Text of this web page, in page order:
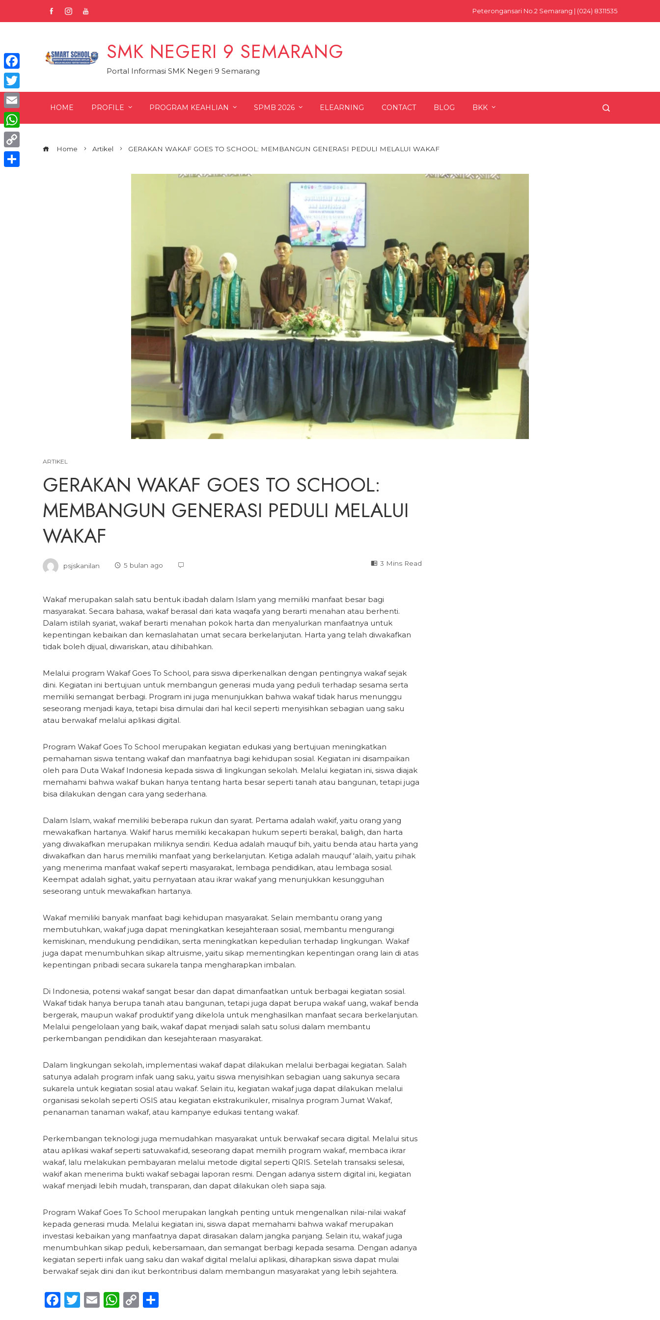
Peterongansari No.2 Semarang | (024) 8311535
SMK NEGERI 9 SEMARANG
Portal Informasi SMK Negeri 9 Semarang
HOME PROFILE PROGRAM KEAHLIAN SPMB 2026 ELEARNING CONTACT BLOG BKK
Home Artikel GERAKAN WAKAF GOES TO SCHOOL: MEMBANGUN GENERASI PEDULI MELALUI WAKAF
ARTIKEL
GERAKAN WAKAF GOES TO SCHOOL:
MEMBANGUN GENERASI PEDULI MELALUI
WAKAF
psjskanilan 5 bulan ago 3 Mins Read
Wakaf merupakan salah satu bentuk ibadah dalam Islam yang memiliki manfaat besar bagi
masyarakat. Secara bahasa, wakaf berasal dari kata waqafa yang berarti menahan atau berhenti.
Dalam istilah syariat, wakaf berarti menahan pokok harta dan menyalurkan manfaatnya untuk
kepentingan kebaikan dan kemaslahatan umat secara berkelanjutan. Harta yang telah diwakafkan
tidak boleh dijual, diwariskan, atau dihibahkan.
Melalui program Wakaf Goes To School, para siswa diperkenalkan dengan pentingnya wakaf sejak
dini. Kegiatan ini bertujuan untuk membangun generasi muda yang peduli terhadap sesama serta
memiliki semangat berbagi. Program ini juga menunjukkan bahwa wakaf tidak harus menunggu
seseorang menjadi kaya, tetapi bisa dimulai dari hal kecil seperti menyisihkan sebagian uang saku
atau berwakaf melalui aplikasi digital.
Program Wakaf Goes To School merupakan kegiatan edukasi yang bertujuan meningkatkan
pemahaman siswa tentang wakaf dan manfaatnya bagi kehidupan sosial. Kegiatan ini disampaikan
oleh para Duta Wakaf Indonesia kepada siswa di lingkungan sekolah. Melalui kegiatan ini, siswa diajak
memahami bahwa wakaf bukan hanya tentang harta besar seperti tanah atau bangunan, tetapi juga
bisa dilakukan dengan cara yang sederhana.
Dalam Islam, wakaf memiliki beberapa rukun dan syarat. Pertama adalah wakif, yaitu orang yang
mewakafkan hartanya. Wakif harus memiliki kecakapan hukum seperti berakal, baligh, dan harta
yang diwakafkan merupakan miliknya sendiri. Kedua adalah mauquf bih, yaitu benda atau harta yang
diwakafkan dan harus memiliki manfaat yang berkelanjutan. Ketiga adalah mauquf ‘alaih, yaitu pihak
yang menerima manfaat wakaf seperti masyarakat, lembaga pendidikan, atau lembaga sosial.
Keempat adalah sighat, yaitu pernyataan atau ikrar wakaf yang menunjukkan kesungguhan
seseorang untuk mewakafkan hartanya.
Wakaf memiliki banyak manfaat bagi kehidupan masyarakat. Selain membantu orang yang
membutuhkan, wakaf juga dapat meningkatkan kesejahteraan sosial, membantu mengurangi
kemiskinan, mendukung pendidikan, serta meningkatkan kepedulian terhadap lingkungan. Wakaf
juga dapat menumbuhkan sikap altruisme, yaitu sikap mementingkan kepentingan orang lain di atas
kepentingan pribadi secara sukarela tanpa mengharapkan imbalan.
Di Indonesia, potensi wakaf sangat besar dan dapat dimanfaatkan untuk berbagai kegiatan sosial.
Wakaf tidak hanya berupa tanah atau bangunan, tetapi juga dapat berupa wakaf uang, wakaf benda
bergerak, maupun wakaf produktif yang dikelola untuk menghasilkan manfaat secara berkelanjutan.
Melalui pengelolaan yang baik, wakaf dapat menjadi salah satu solusi dalam membantu
perkembangan pendidikan dan kesejahteraan masyarakat.
Dalam lingkungan sekolah, implementasi wakaf dapat dilakukan melalui berbagai kegiatan. Salah
satunya adalah program infak uang saku, yaitu siswa menyisihkan sebagian uang sakunya secara
sukarela untuk kegiatan sosial atau wakaf. Selain itu, kegiatan wakaf juga dapat dilakukan melalui
organisasi sekolah seperti OSIS atau kegiatan ekstrakurikuler, misalnya program Jumat Wakaf,
penanaman tanaman wakaf, atau kampanye edukasi tentang wakaf.
Perkembangan teknologi juga memudahkan masyarakat untuk berwakaf secara digital. Melalui situs
atau aplikasi wakaf seperti satuwakaf.id, seseorang dapat memilih program wakaf, membaca ikrar
wakaf, lalu melakukan pembayaran melalui metode digital seperti QRIS. Setelah transaksi selesai,
wakif akan menerima bukti wakaf sebagai laporan resmi. Dengan adanya sistem digital ini, kegiatan
wakaf menjadi lebih mudah, transparan, dan dapat dilakukan oleh siapa saja.
Program Wakaf Goes To School merupakan langkah penting untuk mengenalkan nilai-nilai wakaf
kepada generasi muda. Melalui kegiatan ini, siswa dapat memahami bahwa wakaf merupakan
investasi kebaikan yang manfaatnya dapat dirasakan dalam jangka panjang. Selain itu, wakaf juga
menumbuhkan sikap peduli, kebersamaan, dan semangat berbagi kepada sesama. Dengan adanya
kegiatan seperti infak uang saku dan wakaf digital melalui aplikasi, diharapkan siswa dapat mulai
berwakaf sejak dini dan ikut berkontribusi dalam membangun masyarakat yang lebih sejahtera.
Facebook
Twitter
EmailWhatsApp
Copy
Facebook
Twitter
Email
WhatsApp
Copy